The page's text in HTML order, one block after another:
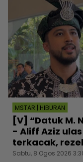
MSTAR | HIBURAN
[V] “Datuk M.
- Aliff Aziz
terkacak,
Sabtu, 8 Ogos 2026